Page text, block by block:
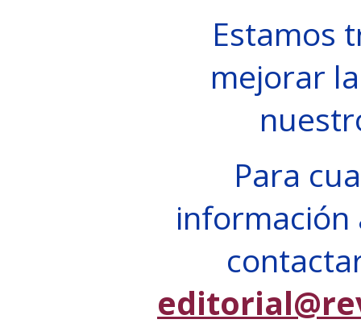
Estamos
mejorar
Para
información